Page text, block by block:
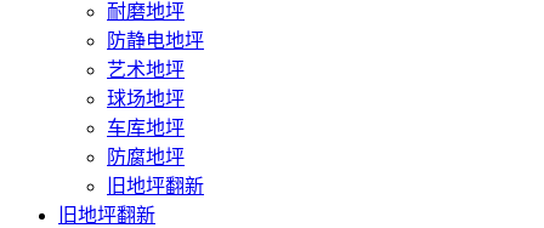
耐磨地坪
防静电地坪
艺术地坪
球场地坪
车库地坪
防腐地坪
旧地坪翻新
旧地坪翻新